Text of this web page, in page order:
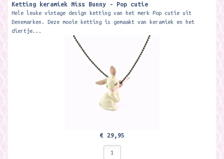
Ketting keramiek Miss Bunny - Pop cutie
Hele leuke vintage design ketting van het merk Pop cutie uit
Denemarken. Deze mooie ketting is gemaakt van keramiek en het
diertje...
€ 29,95